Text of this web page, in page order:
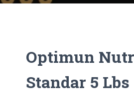
Optimun
Standar 5 Lbs